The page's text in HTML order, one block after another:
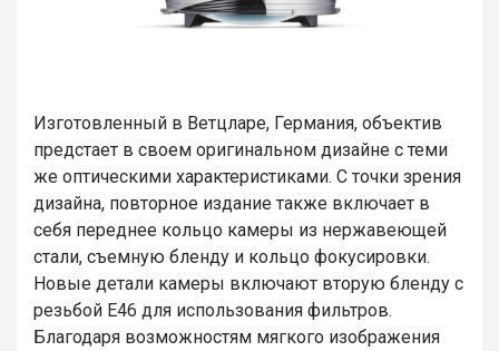
Изготовленный в Ветцларе, Германия, объектив
предстает в своем оригинальном дизайне с теми
же оптическими характеристиками. С точки зрения
дизайна, повторное издание также включает в
себя переднее кольцо камеры из нержавеющей
стали, съемную бленду и кольцо фокусировки.
Новые детали камеры включают вторую бленду с
резьбой E46 для использования фильтров.
Благодаря возможностям мягкого изображения